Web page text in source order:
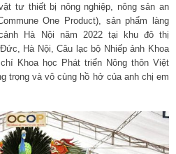
tư thiết bị nông nghiệp, nông sản an
One Product), sản phẩm làng
Hà Nội năm 2022 tại khu đô thị
Hà Nội, Câu lạc bộ Nhiếp ảnh Khoa
Khoa học Phát triển Nông thôn Việt
trọng và vô cùng hồ hở của anh chị em